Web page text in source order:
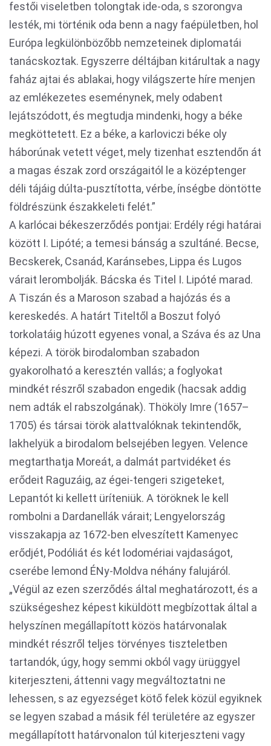
festői viseletben tolongtak ide-oda, s szorongva
lesték, mi történik oda benn a nagy faépületben, hol
Európa legkülönbözőbb nemzeteinek diplomatái
tanácskoztak. Egyszerre déltájban kitárultak a nagy
faház ajtai és ablakai, hogy világszerte híre menjen
az emlékezetes eseménynek, mely odabent
lejátszódott, és megtudja mindenki, hogy a béke
megköttetett. Ez a béke, a karloviczi béke oly
háborúnak vetett véget, mely tizenhat esztendőn át
a magas észak zord országaitól le a középtenger
déli tájáig dúlta-pusztította, vérbe, ínségbe döntötte
földrészünk északkeleti felét.”
A karlócai békeszerződés pontjai: Erdély régi határai
között I. Lipóté; a temesi bánság a szultáné. Becse,
Becskerek, Csanád, Karánsebes, Lippa és Lugos
várait lerombolják. Bácska és Titel I. Lipóté marad.
A Tiszán és a Maroson szabad a hajózás és a
kereskedés. A határt Titeltől a Boszut folyó
torkolatáig húzott egyenes vonal, a Száva és az Una
képezi. A török birodalomban szabadon
gyakorolható a keresztén vallás; a foglyokat
mindkét részről szabadon engedik (hacsak addig
nem adták el rabszolgának). Thököly Imre (1657–
1705) és társai török alattvalóknak tekintendők,
lakhelyük a birodalom belsejében legyen. Velence
megtarthatja Moreát, a dalmát partvidéket és
erődeit Raguzáig, az égei-tengeri szigeteket,
Lepantót ki kellett üríteniük. A töröknek le kell
rombolni a Dardanellák várait; Lengyelország
visszakapja az 1672-ben elveszített Kamenyec
erődjét, Podóliát és két lodomériai vajdaságot,
cserébe lemond ÉNy-Moldva néhány falujáról.
„Végül az ezen szerződés által meghatározott, és a
szükségeshez képest kiküldött megbízottak által a
helyszínen megállapított közös határvonalak
mindkét részről teljes törvényes tiszteletben
tartandók, úgy, hogy semmi okból vagy ürüggyel
kiterjeszteni, áttenni vagy megváltoztatni ne
lehessen, s az egyezséget kötő felek közül egyiknek
se legyen szabad a másik fél területére az egyszer
megállapított határvonalon túl kiterjeszteni vagy